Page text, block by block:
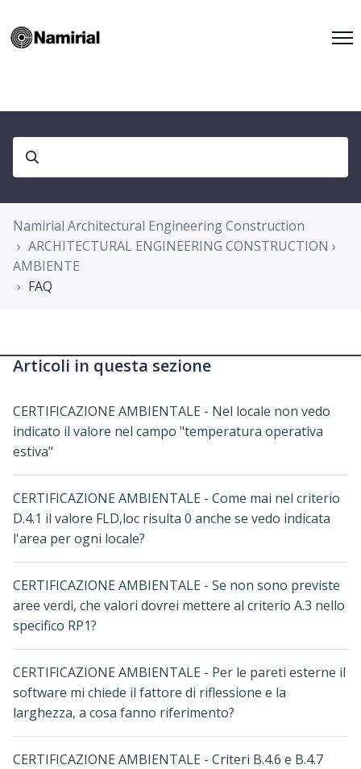
Namirial Architectural Engineering Construction
ARCHITECTURAL ENGINEERING CONSTRUCTION ›
AMBIENTE
FAQ
Articoli in questa sezione
CERTIFICAZIONE AMBIENTALE - Nel locale non vedo
indicato il valore nel campo "temperatura operativa
estiva"
CERTIFICAZIONE AMBIENTALE - Come mai nel criterio
D.4.1 il valore FLD,loc risulta 0 anche se vedo indicata
l'area per ogni locale?
CERTIFICAZIONE AMBIENTALE - Se non sono previste
aree verdi, che valori dovrei mettere al criterio A.3 nello
specifico RP1?
CERTIFICAZIONE AMBIENTALE - Per le pareti esterne il
software mi chiede il fattore di riflessione e la
larghezza, a cosa fanno riferimento?
CERTIFICAZIONE AMBIENTALE - Criteri B.4.6 e B.4.7